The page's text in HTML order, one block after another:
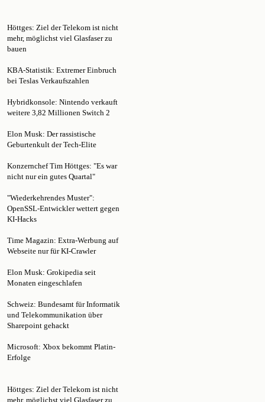
mehr, möglichst viel Glasfaser zu
bauen
bei Teslas Verkaufszahlen
weitere 3,82 Millionen Switch 2
Elon Musk: Der rassistische
Geburtenkult der Tech-Elite
nicht nur ein gutes Quartal"
"Wiederkehrendes Muster":
OpenSSL-Entwickler wettert gegen
KI-Hacks
Webseite nur für KI-Crawler
Monaten eingeschlafen
Schweiz: Bundesamt für Informatik
und Telekommunikation über
Sharepoint gehackt
Microsoft: Xbox bekommt Platin-
Erfolge
mehr, möglichst viel Glasfaser zu
bauen